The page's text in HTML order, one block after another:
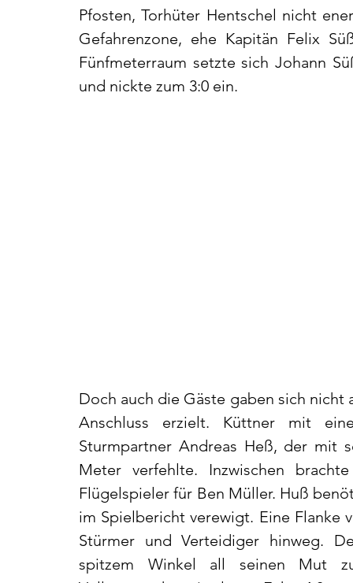
Pfosten, Torhüter Hentschel nicht
Gefahrenzone, ehe Kapitän Felix
Fünfmeterraum setzte sich Johann
und nickte zum 3:0 ein.
Doch auch die Gäste gaben sich
Anschluss erzielt. Küttner mit
Sturmpartner Andreas Heß, der mit
Meter verfehlte. Inzwischen
Flügelspieler für Ben Müller. Huß
im Spielbericht verewigt. Eine Flanke
Stürmer und Verteidiger hinweg.
spitzem Winkel all seinen Mut